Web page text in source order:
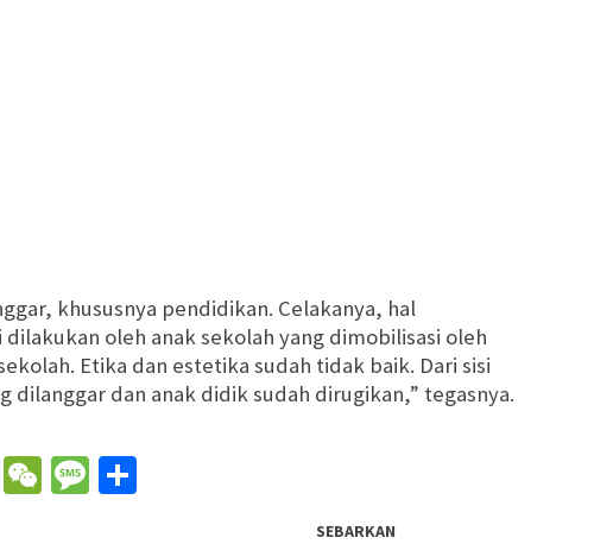
khususnya pendidikan. Celakanya, hal
oleh anak sekolah yang dimobilisasi oleh
Etika dan estetika sudah tidak baik. Dari sisi
dilanggar dan anak didik sudah dirugikan,” tegasnya.
EmailWeChatMessage
SEBARKAN